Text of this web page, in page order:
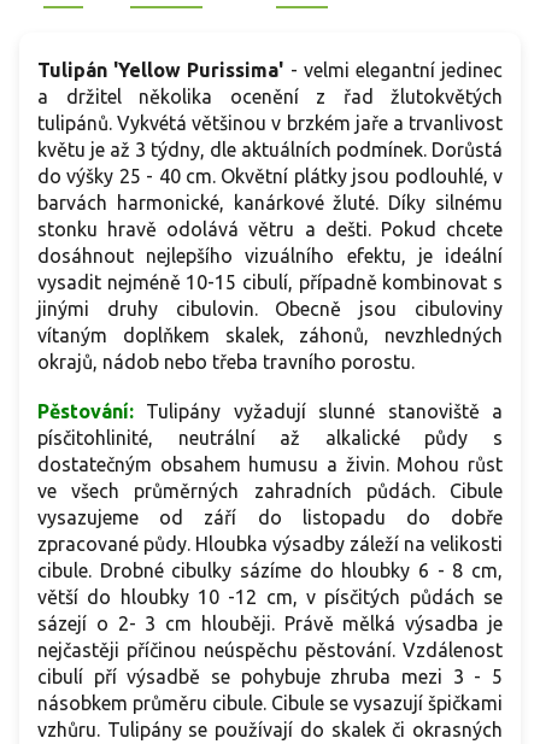
Tulipán 'Yellow Purissima' - velmi elegantní jedinec
a držitel několika ocenění z řad žlutokvětých
tulipánů. Vykvétá většinou v brzkém jaře a trvanlivost
květu je až 3 týdny, dle aktuálních podmínek. Dorůstá
do výšky 25 - 40 cm. Okvětní plátky jsou podlouhlé, v
barvách harmonické, kanárkové žluté. Díky silnému
stonku hravě odolává větru a dešti. Pokud chcete
dosáhnout nejlepšího vizuálního efektu, je ideální
vysadit nejméně 10-15 cibulí, případně kombinovat s
jinými druhy cibulovin. Obecně jsou cibuloviny
vítaným doplňkem skalek, záhonů, nevzhledných
okrajů, nádob nebo třeba travního porostu.
Pěstování:
Tulipány vyžadují slunné stanoviště a
písčitohlinité, neutrální až alkalické půdy s
dostatečným obsahem humusu a živin. Mohou růst
ve všech průměrných zahradních půdách. Cibule
vysazujeme od září do listopadu do dobře
zpracované půdy. Hloubka výsadby záleží na velikosti
cibule. Drobné cibulky sázíme do hloubky 6 - 8 cm,
větší do hloubky 10 -12 cm, v písčitých půdách se
sázejí o 2- 3 cm hlouběji. Právě mělká výsadba je
nejčastěji příčinou neúspěchu pěstování. Vzdálenost
cibulí pří výsadbě se pohybuje zhruba mezi 3 - 5
násobkem průměru cibule. Cibule se vysazují špičkami
vzhůru. Tulipány se používají do skalek či okrasných